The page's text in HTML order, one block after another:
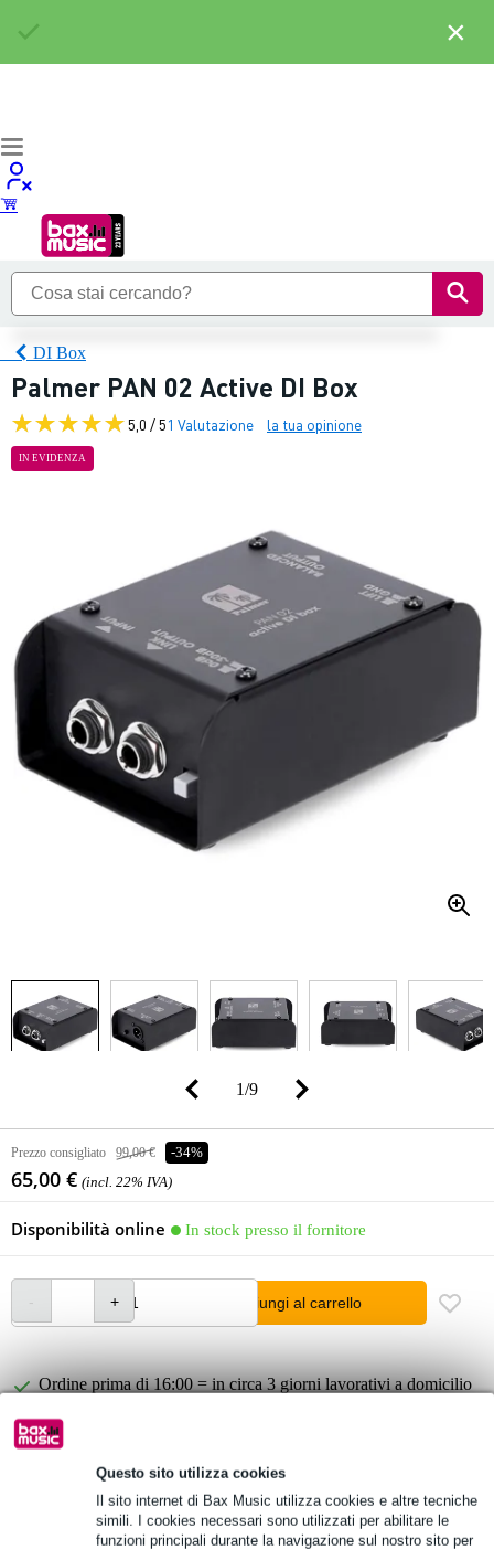
Questo sito utilizza cookies
Il sito internet di Bax Music utilizza cookies e altre tecniche
simili. I cookies necessari sono utilizzati per abilitare le
funzioni principali durante la navigazione sul nostro sito per
DI Box
Palmer PAN 02 Active DI Box
5,0 / 51 Valutazione la tua opinione
IN EVIDENZA
1/9
Prezzo consigliato 99,00 € -34%
65,00 € (incl. 22% IVA)
Disponibilità online In stock presso il fornitore
Aggiungi al carrello
Ordine prima di 16:00 = in circa 3 giorni lavorativi a domicilio
Oltre 48.000 articoli disponibili
1.250 marchi leader
Informazioni sul prodotto
×